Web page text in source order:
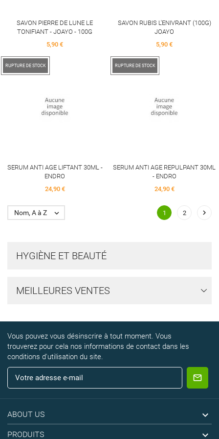
HYGIÈNE ET BEAUTÉ
MEILLEURES VENTES
SAVON PIERRE DE LUNE LE
TONIFIANT - JOAYO - 100G
Price
5,90 €
SAVON RUBIS L'ENIVRANT (100G)
JOAYO
Price
5,90 €
RUPTURE DE STOCK
SERUM ANTI AGE LIFTANT 30ML -
ENDRO
Price
24,90 €
RUPTURE DE STOCK
SERUM ANTI AGE REPULPANT 30ML
- ENDRO
Price
24,90 €
Nom, A à Z  1 2 
Vous pouvez vous désinscrire à tout moment. Vous
trouverez pour cela nos informations de contact dans les
conditions d'utilisation du site.
ABOUT US 
PRODUITS 